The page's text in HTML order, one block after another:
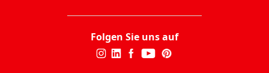
Folgen Sie uns auf